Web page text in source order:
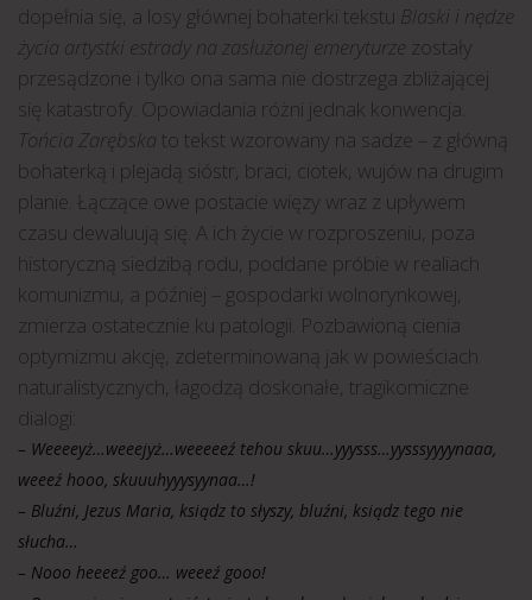
dopełnia się, a losy głównej bohaterki tekstu Blaski i nędze
życia artystki estrady na zasłużonej emeryturze zostały
przesądzone i tylko ona sama nie dostrzega zbliżającej
się katastrofy. Opowiadania różni jednak konwencja.
Tońcia Zarębska to tekst wzorowany na sadze – z główną
bohaterką i plejadą sióstr, braci, ciotek, wujów na drugim
planie. Łączące owe postacie więzy wraz z upływem
czasu dewaluują się. A ich życie w rozproszeniu, poza
historyczną siedzibą rodu, poddane próbie w realiach
komunizmu, a później – gospodarki wolnorynkowej,
zmierza ostatecznie ku patologii. Pozbawioną cienia
optymizmu akcję, zdeterminowaną jak w powieściach
naturalistycznych, łagodzą doskonałe, tragikomiczne
dialogi:
– Weeeeyż…weeejyż…weeeeeź tehou skuu…yyysss…yysssyyyynaaa,
weeeź hooo, skuuuhyyysyynaa…!
– Bluźni, Jezus Maria, ksiądz to słyszy, bluźni, ksiądz tego nie
słucha…
– Nooo heeeeź goo… weeeź gooo!